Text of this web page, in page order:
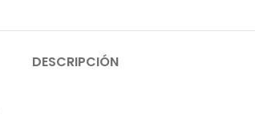
DESCRIPCIÓN